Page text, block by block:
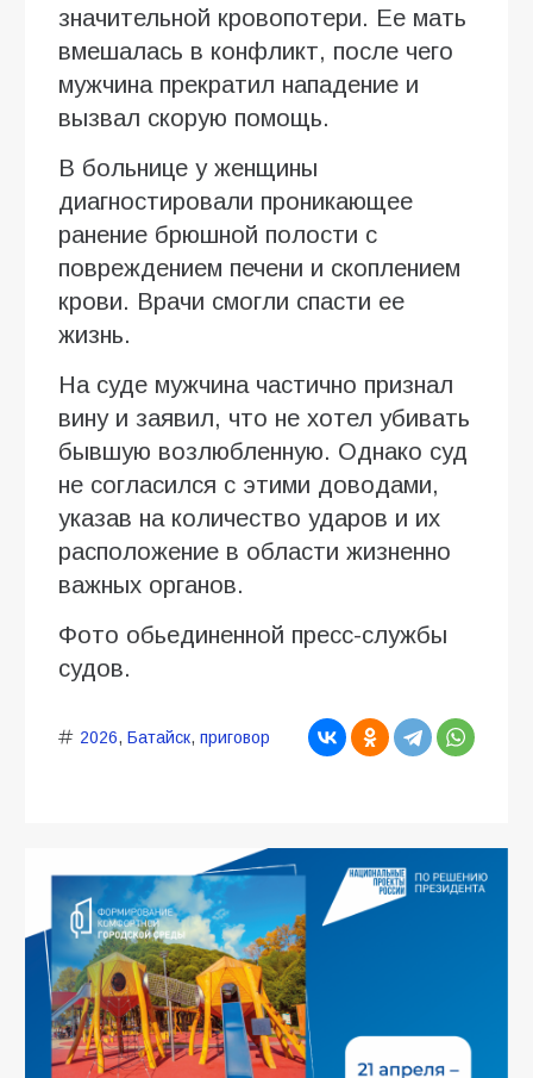
значительной кровопотери. Ее мать
вмешалась в конфликт, после чего
мужчина прекратил нападение и
вызвал скорую помощь.
В больнице у женщины
диагностировали проникающее
ранение брюшной полости с
повреждением печени и скоплением
крови. Врачи смогли спасти ее
жизнь.
На суде мужчина частично признал
вину и заявил, что не хотел убивать
бывшую возлюбленную. Однако суд
не согласился с этими доводами,
указав на количество ударов и их
расположение в области жизненно
важных органов.
Фото обьединенной пресс-службы
судов.
2026, Батайск, приговор